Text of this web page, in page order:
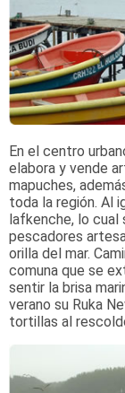
En el centro
elabora y vende
mapuches,
toda la región. Al
lafkenche, lo cual
pescadores
orilla del mar.
comuna que se
sentir la brisa
verano su Ruka
tortillas al